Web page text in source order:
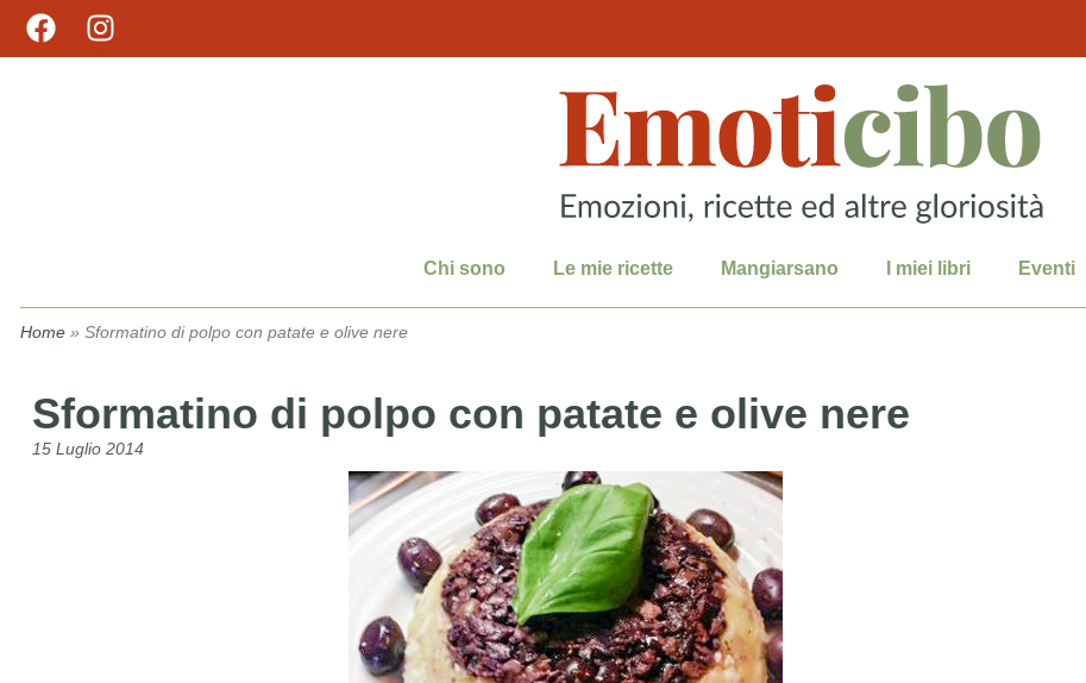
Chi sono Le mie ricette Mangiarsano I miei libri Eventi
Home » Sformatino di polpo con patate e olive nere
Sformatino di polpo con patate e olive nere
15 Luglio 2014